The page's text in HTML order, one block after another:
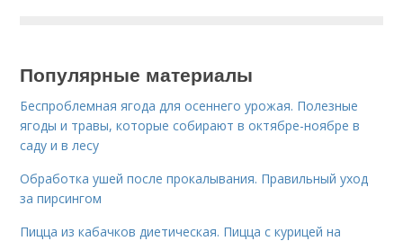
Популярные материалы
Беспроблемная ягода для осеннего урожая. Полезные
ягоды и травы, которые собирают в октябре-ноябре в
саду и в лесу
Обработка ушей после прокалывания. Правильный уход
за пирсингом
Пицца из кабачков диетическая. Пицца с курицей на